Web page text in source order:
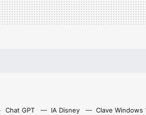
Chat GPT IA Disney Clave Windows